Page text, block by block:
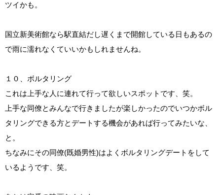
ツイかも。
国立新美術館なら駅直結だし遅くまで開館している日もあるの
で雨に濡れなくていいかもしれませんね。
１０、ボルタリング
これは上手な人に連れて行って欲しいスポットです、笑。
上手な同僚とみんなで行きましたが楽しかったのでいつかボル
タリングできる方とデートする機会があれば行ってみたいな、
と。
ちなみにその同僚(既婚男性)はよくボルタリングデートをして
いるようです、笑。